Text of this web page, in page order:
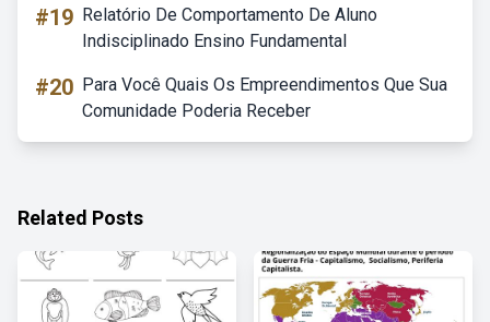
#19 Relatório De Comportamento De Aluno
Indisciplinado Ensino Fundamental
#20 Para Você Quais Os Empreendimentos Que Sua
Comunidade Poderia Receber
Related Posts